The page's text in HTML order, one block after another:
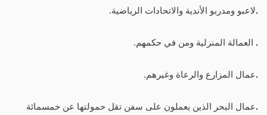
.لاعبو ومدربو الأندية والاتحادات الرياضية.
. العمالة المنزلية ومن في حكمهم.
.عمال المزارع والرعاة وغيرهم.
.عمال البحر الذين يعملون على سفن تقل حمولتها عن خمسمائة